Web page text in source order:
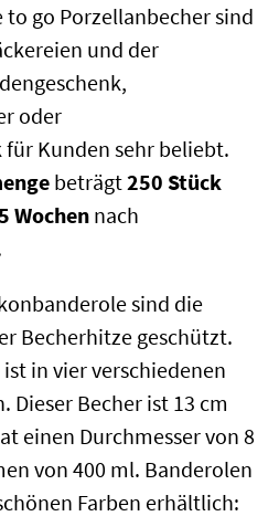
to go Porzellanbecher sind
und der
oder
Kunden sehr beliebt.
beträgt250 Stück
Wochen nach
sind die
Becherhitze geschützt.
in vier verschiedenen
Dieser Becher ist 13 cm
einen Durchmesser von 8
von 400 ml. Banderolen
Farben erhältlich: